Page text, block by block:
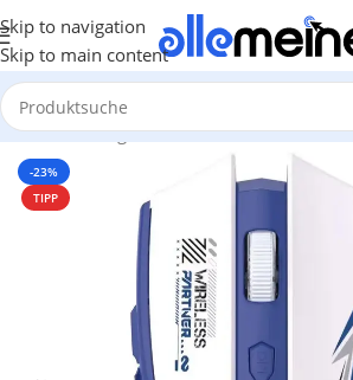
Skip to navigation
Skip to main content
Start/Gaming/Mouse
-23%
TIPP